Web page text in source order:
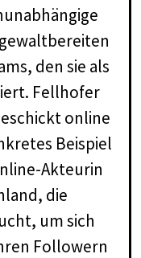
den sie als
Fellhofer
online
Beispiel
Akteurin
die
um sich
Followern